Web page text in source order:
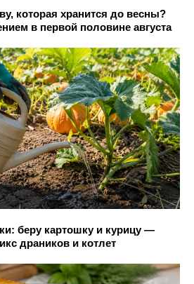
которая хранится до весны?
в первой половине августа
беру картошку и курицу —
драников и котлет